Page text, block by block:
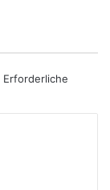
Erforderliche